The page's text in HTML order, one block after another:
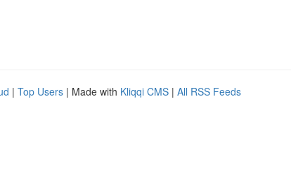
| Top Users | Made with Kliqqi CMS | All RSS Feeds